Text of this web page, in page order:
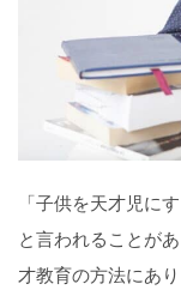
「子供を天才児に
と言われることが
才教育の方法にあり